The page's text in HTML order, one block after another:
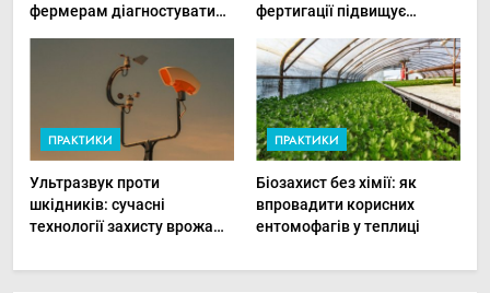
фермерам діагностувати
фертигації підвищує
ПРАКТИКИ
Ультразвук проти
шкідників: сучасні
технології захисту врожаю
ПРАКТИКИ
Біозахист без хімії: як
впровадити корисних
ентомофагів у теплиці